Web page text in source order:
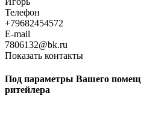
Телефон
+79682454572
E-mail
7806132@bk.ru
Показать контакты
Под параметры Вашего
ритейлера